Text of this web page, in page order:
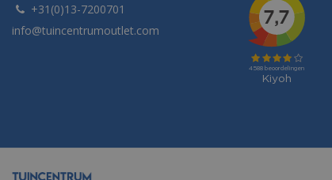
+31(0)13-7200701
info@tuincentrumoutlet.com